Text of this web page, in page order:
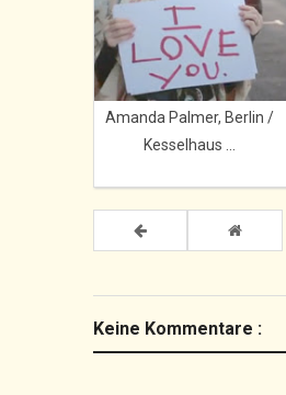
Amanda Palmer, Berlin /
Kesselhaus ...
Keine Kommentare :